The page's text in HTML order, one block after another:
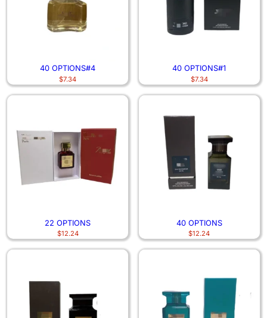
40 OPTIONS#4
$7.34
40 OPTIONS#1
$7.34
22 OPTIONS
$12.24
40 OPTIONS
$12.24